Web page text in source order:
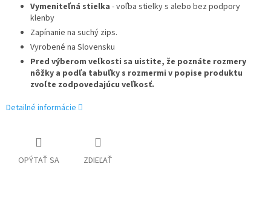
Vymeniteľná stielka - voľba stielky s alebo bez podpory
klenby
Zapínanie na suchý zips.
Vyrobené na Slovensku
Pred výberom veľkosti sa uistite, že poznáte rozmery
nôžky a podľa tabuľky s rozmermi v popise produktu
zvoľte zodpovedajúcu veľkosť.
Detailné informácie
OPÝTAŤ SA ZDIEĽAŤ